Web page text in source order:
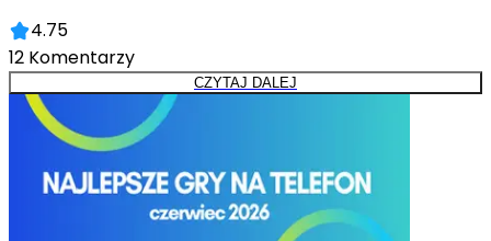
4.75
12 Komentarzy
CZYTAJ DALEJ